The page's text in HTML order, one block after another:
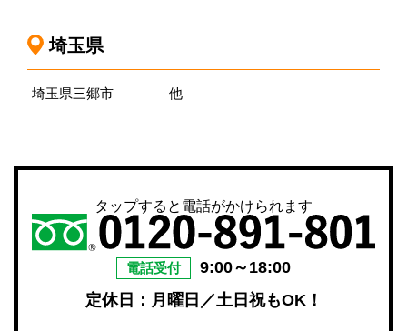
埼玉県
埼玉県三郷市 他
タップすると電話がかけられます
電話受付
9:00～18:00
定休日：月曜日／土日祝もOK！